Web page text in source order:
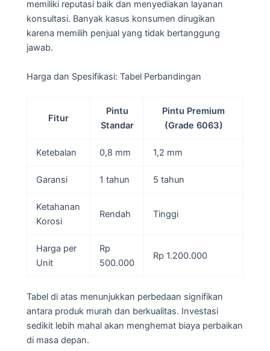
memiliki reputasi baik dan menyediakan layanan
konsultasi. Banyak kasus konsumen dirugikan
karena memilih penjual yang tidak bertanggung
jawab.
Harga dan Spesifikasi: Tabel Perbandingan
Fitur
Pintu
Standar
Pintu Premium
(Grade 6063)
Ketebalan 0,8 mm 1,2 mm
Garansi 1 tahun 5 tahun
Ketahanan
Korosi
Rendah Tinggi
Harga per
Unit
Rp
500.000
Rp 1.200.000
Tabel di atas menunjukkan perbedaan signifikan
antara produk murah dan berkualitas. Investasi
sedikit lebih mahal akan menghemat biaya perbaikan
di masa depan.